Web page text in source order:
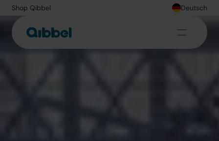
Shop Qibbel Deutsch